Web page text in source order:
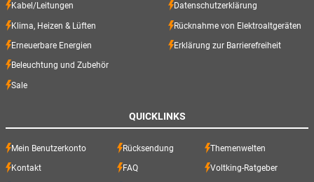
Kabel/Leitungen
Klima, Heizen & Lüften
Erneuerbare Energien
Beleuchtung und Zubehör
Sale
Datenschutzerklärung
Rücknahme von Elektroaltgeräten
Erklärung zur Barrierefreiheit
QUICKLINKS
Mein Benutzerkonto Rücksendung Themenwelten
Kontakt FAQ Voltking-Ratgeber